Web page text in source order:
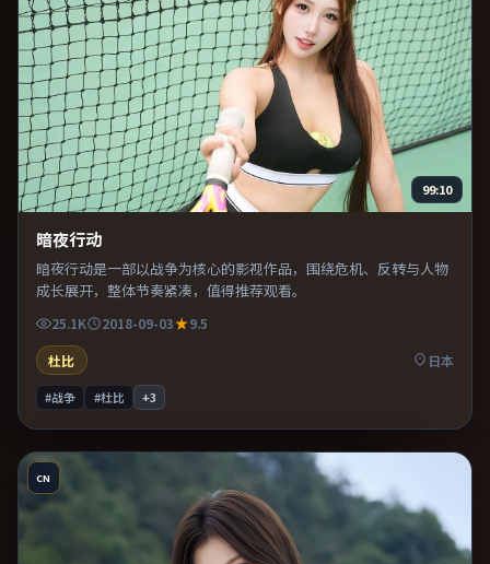
99:10
暗夜行动
暗夜行动是一部以战争为核心的影视作品，围绕危机、反转与人物
成长展开，整体节奏紧凑，值得推荐观看。
25.1K 2018-09-03
9.5
杜比
日本
#战争 #杜比 +3
CN